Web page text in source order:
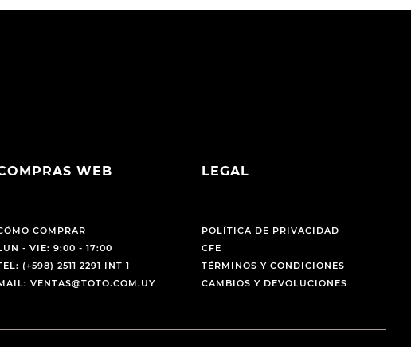
WEB
COMPRAR
- VIE: 9:00 - 17:00
(+598) 2511 2291 INT 1
VENTAS@TOTO.COM.UY
LEGAL
POLÍTICA DE PRIVACIDAD
CFE
TÉRMINOS Y CONDICIONES
CAMBIOS Y DEVOLUCIONES